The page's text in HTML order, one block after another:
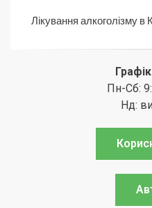
Лікування алкоголізму
Пн-Сб:
Нд: